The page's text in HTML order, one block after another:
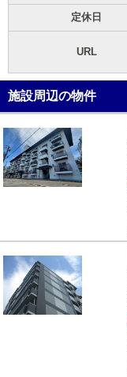
定休日
URL
施設周辺の物件